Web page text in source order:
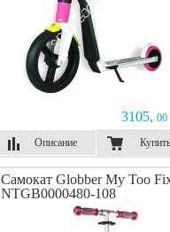
3105, 00
Описание
Купить
Самокат Globber My Too
NTGB0000480-108